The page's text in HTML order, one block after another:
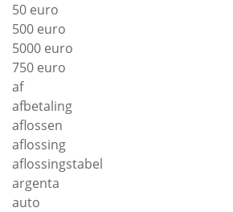
50 euro
500 euro
5000 euro
750 euro
af
afbetaling
aflossen
aflossing
aflossingstabel
argenta
auto